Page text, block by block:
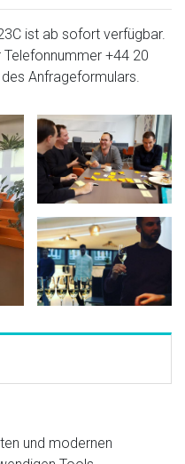
ist ab sofort verfügbar.
Telefonnummer +44 20
Anfrageformulars.
und modernen